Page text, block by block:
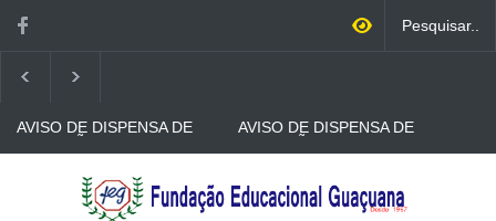
AVISO DE DISPENSA DE
LICITAÇÃO Nº 53/2026-
PROCESSO
ADMINISTRATIVO Nº
165/2026
AVISO DE DISPENSA DE
LICITAÇÃO Nº 52/2026-
ADMINISTRATIVO Nº
149/2026
AVISO DE DISPENSA DE
LICITAÇÃO - DISPENSA DE
LICITAÇÃO Nº 51/2026 -